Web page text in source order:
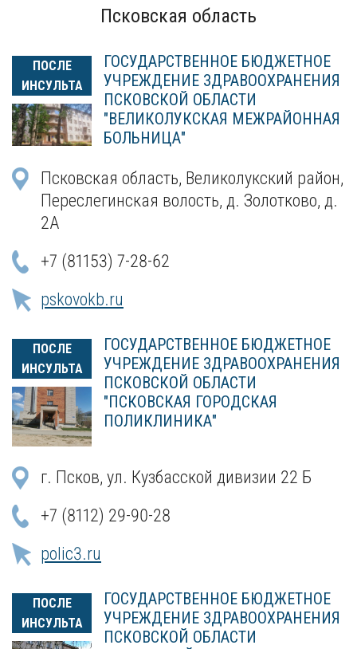
Псковская область
ПОСЛЕ
ИНСУЛЬТА
ГОСУДАРСТВЕННОЕ БЮДЖЕТНОЕ
УЧРЕЖДЕНИЕ ЗДРАВООХРАНЕНИЯ
ПСКОВСКОЙ ОБЛАСТИ
"ВЕЛИКОЛУКСКАЯ МЕЖРАЙОННАЯ
БОЛЬНИЦА"
Псковская область, Великолукский район,
Переслегинская волость, д. Золотково, д.
2А
+7 (81153) 7-28-62
pskovokb.ru
ПОСЛЕ
ИНСУЛЬТА
ГОСУДАРСТВЕННОЕ БЮДЖЕТНОЕ
УЧРЕЖДЕНИЕ ЗДРАВООХРАНЕНИЯ
ПСКОВСКОЙ ОБЛАСТИ
"ПСКОВСКАЯ ГОРОДСКАЯ
ПОЛИКЛИНИКА"
г. Псков, ул. Кузбасской дивизии 22 Б
+7 (8112) 29-90-28
polic3.ru
ПОСЛЕ
ИНСУЛЬТА
ГОСУДАРСТВЕННОЕ БЮДЖЕТНОЕ
УЧРЕЖДЕНИЕ ЗДРАВООХРАНЕНИЯ
ПСКОВСКОЙ ОБЛАСТИ